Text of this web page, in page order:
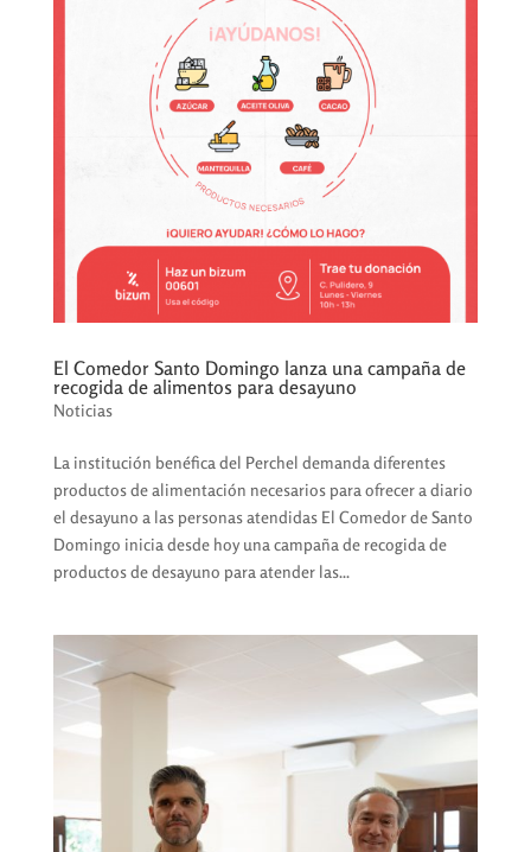
El Comedor Santo Domingo lanza una campaña de
recogida de alimentos para desayuno
Noticias
La institución benéfica del Perchel demanda diferentes
productos de alimentación necesarios para ofrecer a diario
el desayuno a las personas atendidas El Comedor de Santo
Domingo inicia desde hoy una campaña de recogida de
productos de desayuno para atender las...